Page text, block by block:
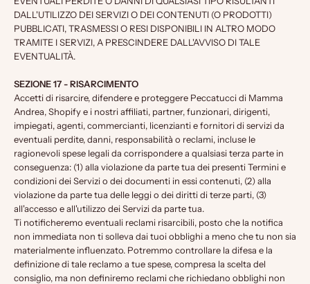
DALL'UTILIZZO DEI SERVIZI O DEI CONTENUTI (O PRODOTTI)
PUBBLICATI, TRASMESSI O RESI DISPONIBILI IN ALTRO MODO
TRAMITE I SERVIZI, A PRESCINDERE DALL'AVVISO DI TALE
EVENTUALITÀ.
SEZIONE 17 - RISARCIMENTO
Accetti di risarcire, difendere e proteggere Peccatucci di Mamma
Andrea, Shopify e i nostri affiliati, partner, funzionari, dirigenti,
impiegati, agenti, commercianti, licenzianti e fornitori di servizi da
eventuali perdite, danni, responsabilità o reclami, incluse le
ragionevoli spese legali da corrispondere a qualsiasi terza parte in
conseguenza: (1) alla violazione da parte tua dei presenti Termini e
condizioni dei Servizi o dei documenti in essi contenuti, (2) alla
violazione da parte tua delle leggi o dei diritti di terze parti, (3)
all'accesso e all'utilizzo dei Servizi da parte tua.
Ti notificheremo eventuali reclami risarcibili, posto che la notifica
non immediata non ti solleva dai tuoi obblighi a meno che tu non sia
materialmente influenzato. Potremmo controllare la difesa e la
definizione di tale reclamo a tue spese, compresa la scelta del
consiglio, ma non definiremo reclami che richiedano obblighi non